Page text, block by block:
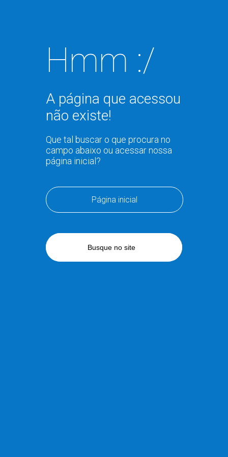
Hmm :/
A página que acessou
não existe!
Que tal buscar o que procura no
campo abaixo ou acessar nossa
página inicial?
Página inicial